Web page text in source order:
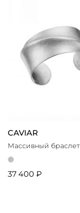
CAVIAR
Массивный браслет
37 400 ₽